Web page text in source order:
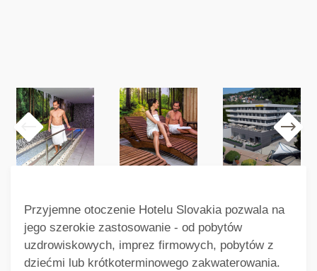
Przyjemne otoczenie Hotelu Slovakia pozwala na
jego szerokie zastosowanie - od pobytów
uzdrowiskowych, imprez firmowych, pobytów z
dziećmi lub krótkoterminowego zakwaterowania.